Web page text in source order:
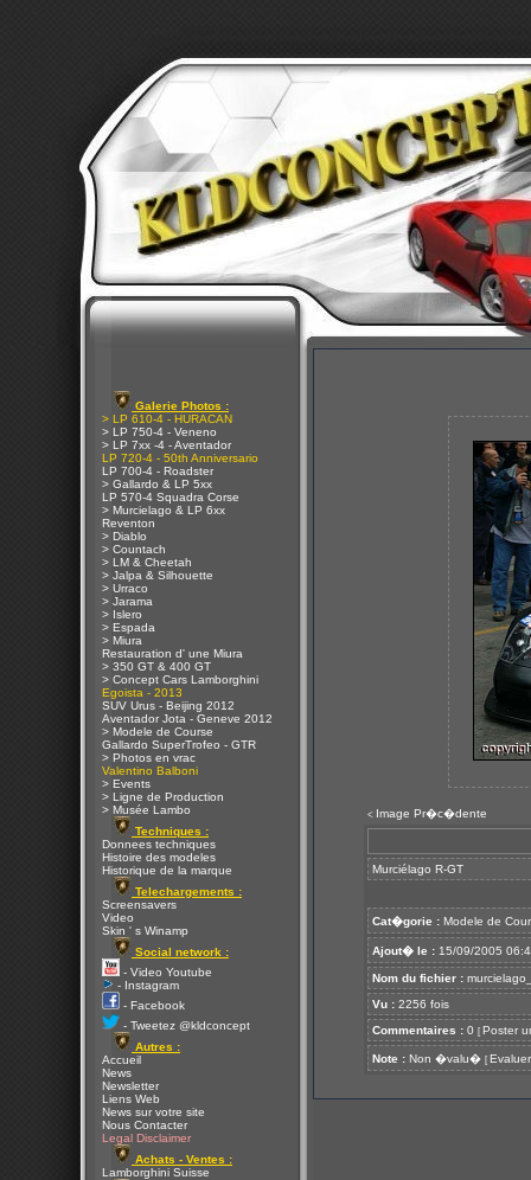
Galerie Photos :
> LP 610-4 - HURACAN
> LP 750-4 - Veneno
> LP 7xx -4 - Aventador
LP 720-4 - 50th Anniversario
LP 700-4 - Roadster
> Gallardo & LP 5xx
LP 570-4 Squadra Corse
> Murcielago & LP 6xx
Reventon
> Diablo
> Countach
> LM & Cheetah
> Jalpa & Silhouette
> Urraco
> Jarama
> Islero
> Espada
> Miura
Restauration d' une Miura
> 350 GT & 400 GT
> Concept Cars Lamborghini
Egoista - 2013
SUV Urus - Beijing 2012
Aventador Jota - Geneve 2012
> Modele de Course
Gallardo SuperTrofeo - GTR
> Photos en vrac
Valentino Balboni
> Events
> Ligne de Production
> Musée Lambo
Techniques :
Donnees techniques
Histoire des modeles
Historique de la marque
Telechargements :
Screensavers
Video
Skin ' s Winamp
Social network :
- Video Youtube
- Instagram
- Facebook
- Tweetez @kldconcept
Autres :
Accueil
News
Newsletter
Liens Web
News sur votre site
Nous Contacter
Legal Disclaimer
Achats - Ventes :
Lamborghini Suisse
< Image Pr�c�dente
Murciélago R-GT
Cat�gorie : Modele de
Ajout� le : 15/09/2005
Nom du fichier :
Vu : 2256 fois
Commentaires : 0 [ Poster
Note : Non �valu� [ Evaluer